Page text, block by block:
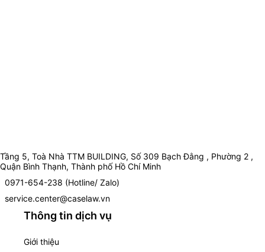
Tầng 5, Toà Nhà TTM BUILDING, Số 309 Bạch Đằng , Phường 2 ,
Quận Bình Thạnh, Thành phố Hồ Chí Minh
0971-654-238 (Hotline/ Zalo)
service.center@caselaw.vn
Thông tin dịch vụ
Giới thiệu